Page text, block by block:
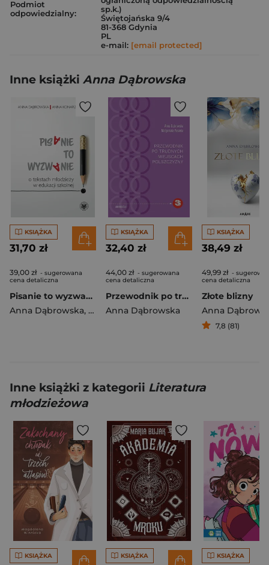
Podmiot
odpowiedzialny:
sp.k.)
Świętojańska 9/4
81-368 Gdynia
PL
e-mail: [email protected]
Inne książki Anna Dąbrowska
KSIĄŻKA
31,70 zł
39,00 zł - sugerowana
cena detaliczna
Pisanie to wyzwanie. O tekstach młodzieży...
Anna Dąbrowska, Anna Konarzewska
KSIĄŻKA
32,40 zł
44,00 zł - sugerowana
cena detaliczna
Przewodnik po trudnych miejscach polszczyzny
Anna Dąbrowska
KSIĄŻKA
38,49 zł
49,99 zł -
cena detaliczna
Złote blizny
Anna
7,8 (81)
Inne książki z kategorii Literatura
młodzieżowa
KSIĄŻKA KSIĄŻKA KSIĄŻKA